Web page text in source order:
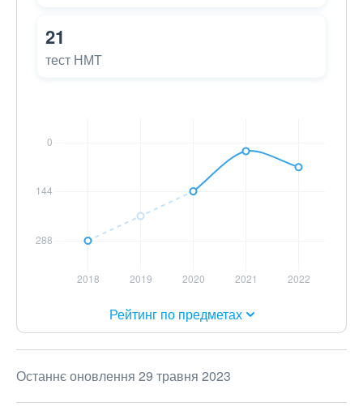
21
тест НМТ
Рейтинг по предметах
Останнє оновлення 29 травня 2023